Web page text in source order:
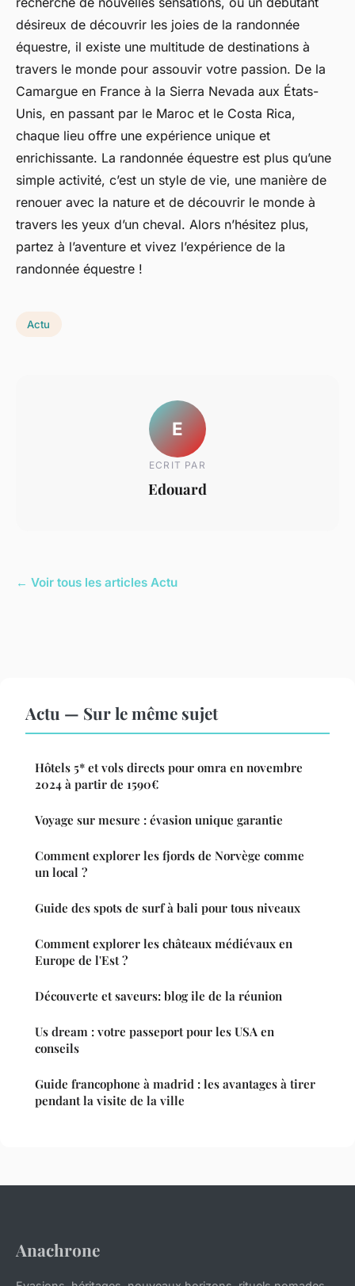
désireux de découvrir les joies de la randonnée
équestre, il existe une multitude de destinations à
travers le monde pour assouvir votre passion. De la
Camargue en France à la Sierra Nevada aux États-
Unis, en passant par le Maroc et le Costa Rica,
chaque lieu offre une expérience unique et
enrichissante. La randonnée équestre est plus qu’une
simple activité, c’est un style de vie, une manière de
renouer avec la nature et de découvrir le monde à
travers les yeux d’un cheval. Alors n’hésitez plus,
partez à l’aventure et vivez l’expérience de la
randonnée équestre !
Actu
E
ECRIT PAR
Edouard
← Voir tous les articles Actu
Actu — Sur le même sujet
Hôtels 5* et vols directs pour omra en novembre
2024 à partir de 1590€
Voyage sur mesure : évasion unique garantie
Comment explorer les fjords de Norvège comme
un local ?
Guide des spots de surf à bali pour tous niveaux
Comment explorer les châteaux médiévaux en
Europe de l'Est ?
Découverte et saveurs: blog ile de la réunion
Us dream : votre passeport pour les USA en
conseils
Guide francophone à madrid : les avantages à tirer
pendant la visite de la ville
Anachrone